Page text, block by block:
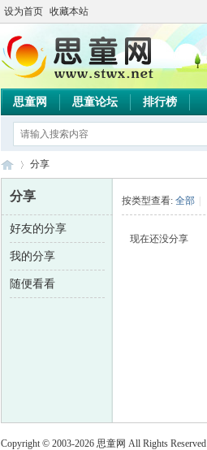
设为首页 收藏本站
思童网 思童论坛 排行榜
思 ›
分享
分享
好友的分享
我的分享
随便看看
按类型查看: 全部
现在还没分享
Copyright © 2003-2026 思童网 All Rights Reserved